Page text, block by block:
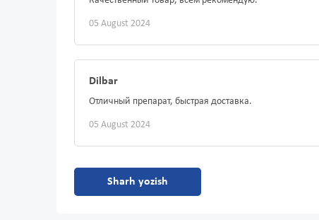
05 August 2024
Dilbar
Отличный препарат, быстрая доставка.
05 August 2024
Sharh yozish